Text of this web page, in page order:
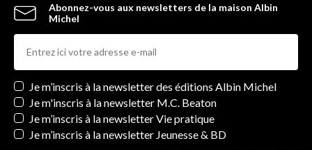
Abonnez-vous aux newsletters de la maison Albin
Michel
Newsletters
Je m’inscris à la newsletter des éditions Albin Michel
Je m'inscris à la newsletter M.C. Beaton
Je m’inscris à la newsletter Vie pratique
Je m’inscris à la newsletter Jeunesse & BD